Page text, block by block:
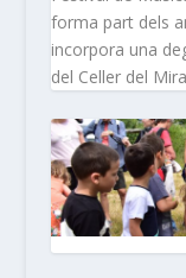
forma part dels
incorpora una
del Celler del